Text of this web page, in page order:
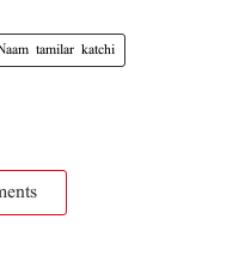
tamilar katchi